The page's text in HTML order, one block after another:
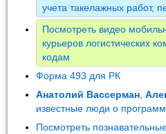
учета такелажных работ,
Посмотреть видео
курьеров логистических
кодам
Форма 493 для РК
Анатолий Вассерман ,
известные люди о
Посмотреть